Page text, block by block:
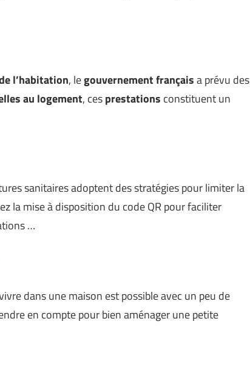
l’habitation, legouvernement françaisa prévu des
au logement, cesprestations constituent un
sanitaires adoptent des stratégies pour limiter la
la mise à disposition du code QR pour faciliter
…
dans une maison est possible avec un peu de
en compte pour bien aménager une petite